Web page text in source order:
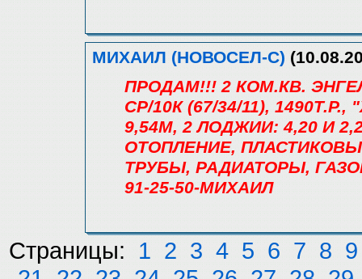
МИХАИЛ (НОВОСЕЛ-С)
ПРОДАМ!!! 2 КОМ.КВ.
СР/10К (67/34/11),
9,54М, 2 ЛОДЖИИ: 4,20 И
ОТОПЛЕНИЕ,
ТРУБЫ, РАДИАТОРЫ,
91-25-50-МИХАИЛ
Страницы: 1 2 3 4 5 6 7 8 9